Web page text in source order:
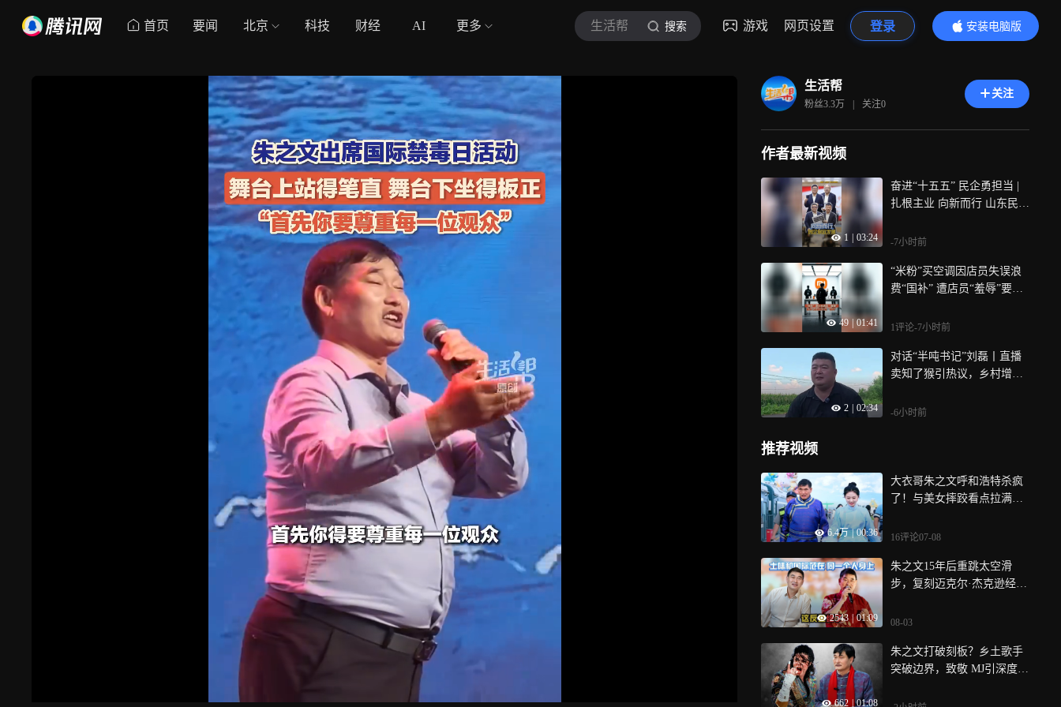
首页 要闻 北京 科技 财经 AI 更多 生活帮 搜索 游戏 网页设置 登录
安装电脑版
内容更精彩
生活帮
粉丝3.3万 | 关注0
关注
作者最新视频
1 03:24
奋进“十五五” 民企勇担当 |
扎根主业 向新而行 山东民企
-7小时前
49 01:41
“米粉”买空调因店员失误浪
费“国补” 遭店员“羞辱”要求
客服：今天将给出回复
1评论-7小时前
2 02:34
对话“半吨书记”刘磊丨直播
卖知了猴引热议，乡村增收
-6小时前
推荐视频
6.4万 | 00:36
大衣哥朱之文呼和浩特杀疯
了！与美女摔跤看点拉满，
16评论07-08
2543 | 01:09
朱之文15年后重跳太空滑
步，复刻迈克尔·杰克逊经典
08-03
662 01:08
朱之文打破刻板？乡土歌手
突破边界，致敬 MJ引深度热